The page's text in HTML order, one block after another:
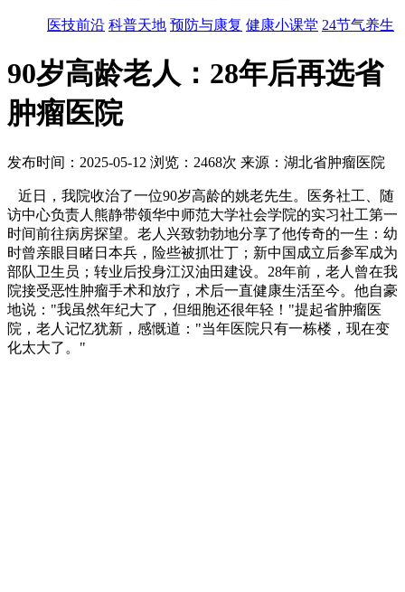
医技前沿 科普天地 预防与康复 健康小课堂 24节气养生
90岁高龄老人：28年后再选省
肿瘤医院
发布时间：2025-05-12 浏览：2468次 来源：湖北省肿瘤医院
近日，我院收治了一位90岁高龄的姚老先生。医务社工、随
访中心负责人熊静带领华中师范大学社会学院的实习社工第一
时间前往病房探望。老人兴致勃勃地分享了他传奇的一生：幼
时曾亲眼目睹日本兵，险些被抓壮丁；新中国成立后参军成为
部队卫生员；转业后投身江汉油田建设。28年前，老人曾在我
院接受恶性肿瘤手术和放疗，术后一直健康生活至今。他自豪
地说："我虽然年纪大了，但细胞还很年轻！"提起省肿瘤医
院，老人记忆犹新，感慨道："当年医院只有一栋楼，现在变
化太大了。"